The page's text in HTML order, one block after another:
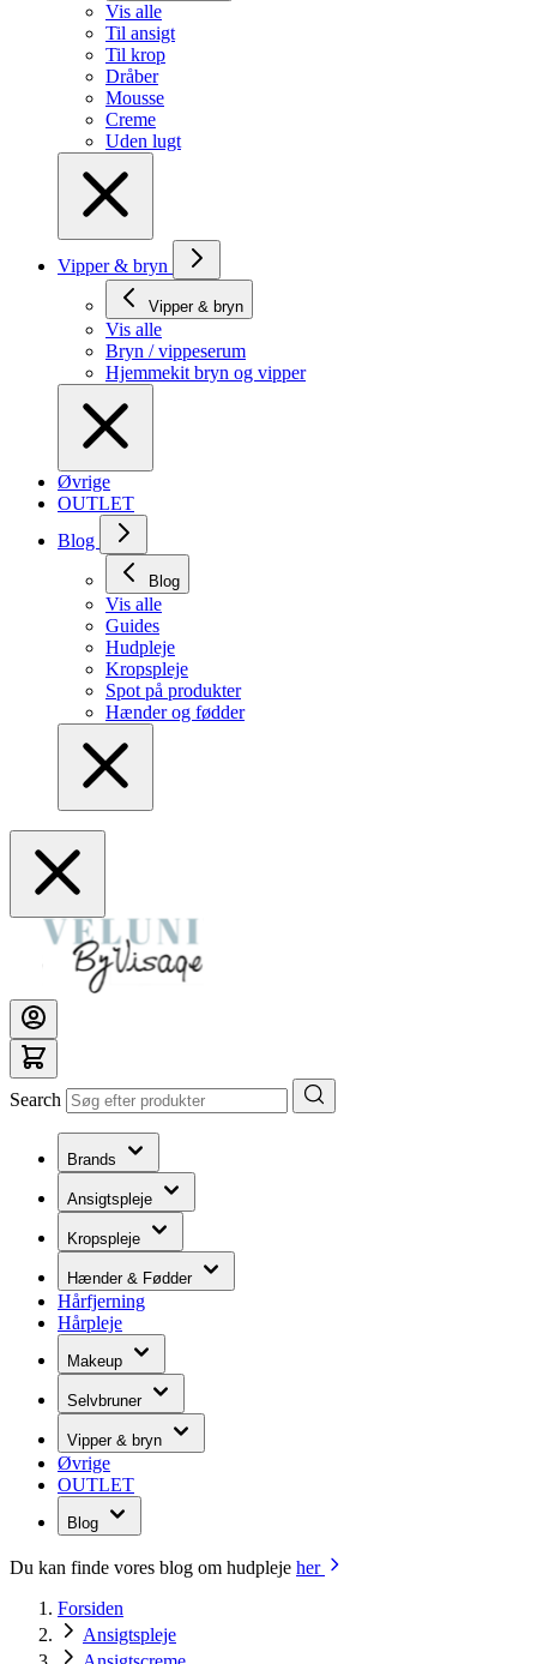
Vis alle
Til ansigt
Til krop
Dråber
Mousse
Creme
Uden lugt
Vipper & bryn
Vipper & bryn
Vis alle
Bryn / vippeserum
Hjemmekit bryn og vipper
Øvrige
OUTLET
Blog
Blog
Vis alle
Guides
Hudpleje
Kropspleje
Spot på produkter
Hænder og fødder
Search
Brands
Ansigtspleje
Kropspleje
Hænder & Fødder
Hårfjerning
Hårpleje
Makeup
Selvbruner
Vipper & bryn
Øvrige
OUTLET
Blog
Du kan finde vores blog om hudpleje her
Forsiden
Ansigtspleje